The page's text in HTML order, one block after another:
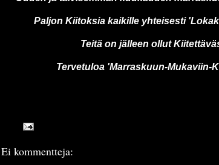
Paljon Kiitoksia kaikille yhteisesti
Teitä on jälleen ollut
Tervetuloa 'Marraskuun-Mukaviin-
Ei kommentteja: